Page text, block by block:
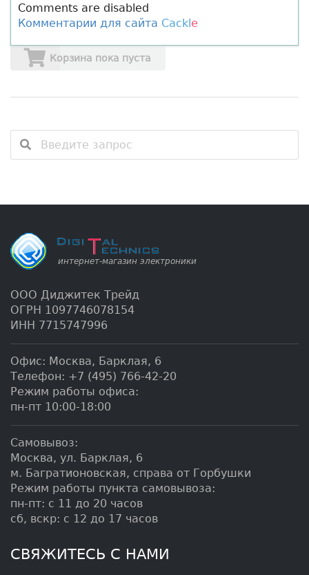
Comments are disabled
Комментарии для сайта Cackle
Корзина пока пуста
ООО Диджитек Трейд
ОГРН 1097746078154
ИНН 7715747996
Офис: Москва, Барклая, 6
Телефон: +7 (495) 766-42-20
Режим работы офиса:
пн-пт 10:00-18:00
Самовывоз:
Москва, ул. Барклая, 6
м. Багратионовская, справа от Горбушки
Режим работы пункта самовывоза:
пн-пт: с 11 до 20 часов
сб, вскр: с 12 до 17 часов
СВЯЖИТЕСЬ С НАМИ